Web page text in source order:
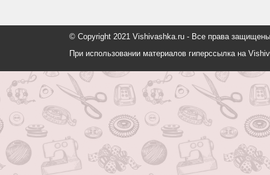
© Copyright 2021 Vishivashka.ru - Все права
При использовании материалов гиперссылка на